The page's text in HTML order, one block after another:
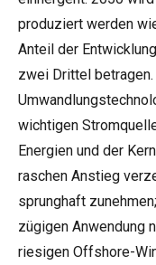
produziert werden
Anteil der
zwei Drittel
wichtigen
Energien und der
raschen Anstieg
sprunghaft
zügigen Anwendung
riesigen Offshore-